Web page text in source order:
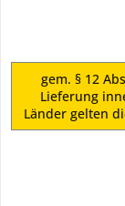
gem. § 12
Lieferung
Länder gelten